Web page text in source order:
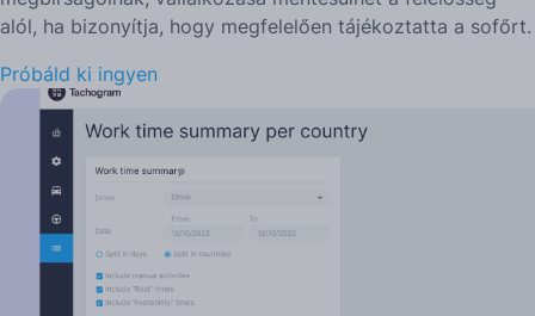
alól, ha bizonyítja, hogy megfelelően tájékoztatta a sofőrt.
Próbáld ki ingyen